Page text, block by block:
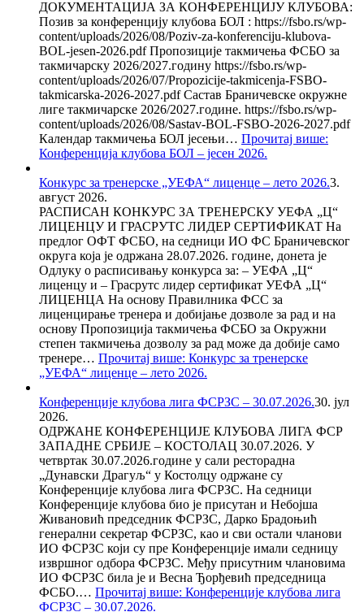
ДОКУМЕНТАЦИЈА ЗА КОНФЕРЕНЦИЈУ КЛУБОВА:
Позив за конференцију клубова БОЛ : https://fsbo.rs/wp-
content/uploads/2026/08/Poziv-za-konferenciju-klubova-
BOL-jesen-2026.pdf Пропозиције такмичења ФСБО за
такмичарску 2026/2027.годину https://fsbo.rs/wp-
content/uploads/2026/07/Propozicije-takmicenja-FSBO-
takmicarska-2026-2027.pdf Састав Браничевске окружне
лиге такмичарске 2026/2027.године. https://fsbo.rs/wp-
content/uploads/2026/08/Sastav-BOL-FSBO-2026-2027.pdf
Календар такмичења БОЛ јесењи… Прочитај више:
Конференција клубова БОЛ – јесен 2026.
Конкурс за тренерске „УЕФА“ лиценце – лето 2026.3.
август 2026.
РАСПИСАН КОНКУРС ЗА ТРЕНЕРСКУ УЕФА „Ц“
ЛИЦЕНЦУ И ГРАСРУТС ЛИДЕР СЕРТИФИКАТ На
предлог ОФТ ФСБО, на седници ИО ФС Браничевског
округа која је одржана 28.07.2026. године, донета је
Одлуку о расписивању конкурса за: – УЕФА „Ц“
лиценцу и – Грасрутс лидер сертификат УЕФА „Ц“
ЛИЦЕНЦА На основу Правилника ФСС за
лиценцирање тренера и добијање дозволе за рад и на
основу Пропозиција такмичења ФСБО за Окружни
степен такмичења дозволу за рад може да добије само
тренере… Прочитај више: Конкурс за тренерске
„УЕФА“ лиценце – лето 2026.
Конференције клубова лига ФСРЗС – 30.07.2026.30. јул
2026.
ОДРЖАНЕ КОНФЕРЕНЦИЈЕ КЛУБОВА ЛИГА ФСР
ЗАПАДНЕ СРБИЈЕ – КОСТОЛАЦ 30.07.2026. У
четвртак 30.07.2026.године у сали ресторадна
„Дунавски Драгуљ“ у Костолцу одржане су
Конференције клубова лига ФСРЗС. На седници
Конференције клубова био је присутан и Небојша
Живановић председник ФСРЗС, Дарко Брадоњић
генерални секретар ФСРЗС, као и сви остали чланови
ИО ФСРЗС који су пре Конференције имали седницу
извршног одбора ФСРЗС. Међу присутним члановима
ИО ФСРЗС била је и Весна Ђорђевић председница
ФСБО.… Прочитај више: Конференције клубова лига
ФСРЗС – 30.07.2026.